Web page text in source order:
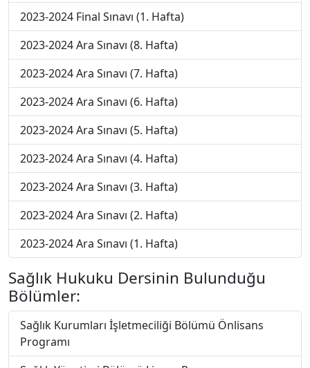
2023-2024 Final Sınavı (1. Hafta)
2023-2024 Ara Sınavı (8. Hafta)
2023-2024 Ara Sınavı (7. Hafta)
2023-2024 Ara Sınavı (6. Hafta)
2023-2024 Ara Sınavı (5. Hafta)
2023-2024 Ara Sınavı (4. Hafta)
2023-2024 Ara Sınavı (3. Hafta)
2023-2024 Ara Sınavı (2. Hafta)
2023-2024 Ara Sınavı (1. Hafta)
Sağlık Hukuku Dersinin Bulunduğu
Bölümler:
Sağlık Kurumları İşletmeciliği Bölümü Önlisans
Programı